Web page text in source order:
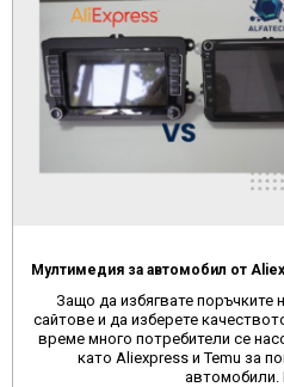
Защо да избягвате поръчките
сайтове и да изберете
време много потребители се
като Aliexpress и Temu за
автомобили.